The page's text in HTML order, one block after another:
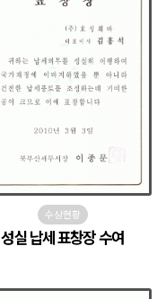
수상현황
성실 납세 표창장 수여